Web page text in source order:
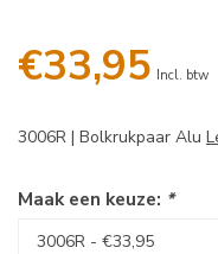
€33,95 Incl. btw
3006R | Bolkrukpaar Alu
Maak een keuze: *